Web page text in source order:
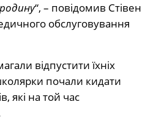
“, – повідомив Стівен
обслуговування
відпустити їхніх
почали кидати
які на той час